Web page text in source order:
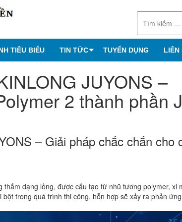
TIÊU BIỂU TIN TỨC TUYỂN DỤNG LIÊN
JUYONS –
2 thành phần
– Giải pháp chắc chắn cho
dạng lỏng, được cấu tạo từ nhũ tương polymer, xi
trong quá trình thi công, hỗn hợp sẽ xảy ra phản